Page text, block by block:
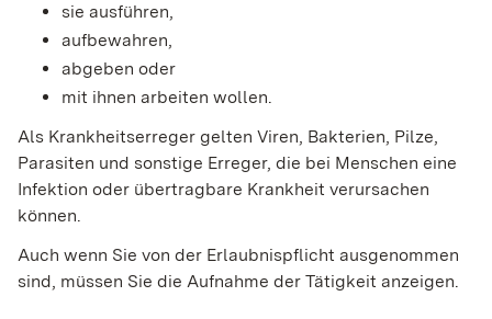
sie ausführen,
aufbewahren,
abgeben oder
mit ihnen arbeiten wollen.
Als Krankheitserreger gelten Viren, Bakterien, Pilze,
Parasiten und sonstige Erreger, die bei Menschen eine
Infektion oder übertragbare Krankheit verursachen
können.
Auch wenn Sie von der Erlaubnispflicht ausgenommen
sind, müssen Sie die Aufnahme der Tätigkeit anzeigen.